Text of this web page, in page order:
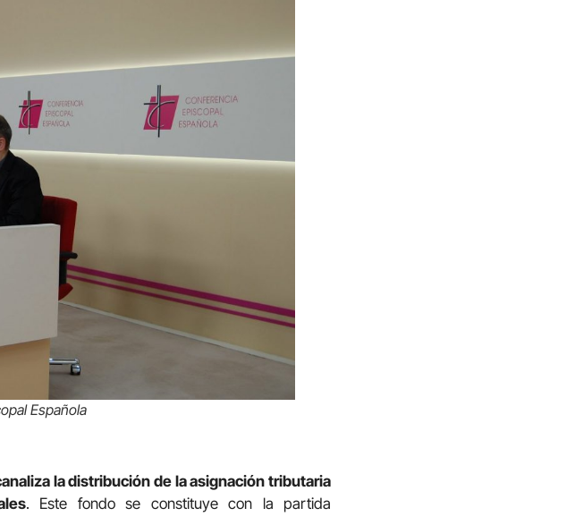
Española
la distribución de la asignación tributaria
. Este fondo se constituye con la partida